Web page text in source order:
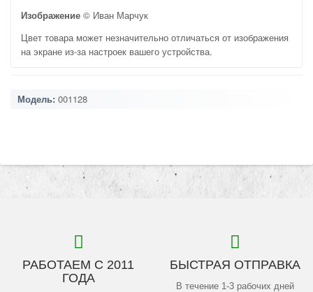
Изображение © Иван Марчук
Цвет товара может незначительно отличаться от изображения
на экране из-за настроек вашего устройства.
Модель: 001128
РАБОТАЕМ С 2011
ГОДА
БЫСТРАЯ ОТПРАВКА
В течение 1-3 рабочих дней